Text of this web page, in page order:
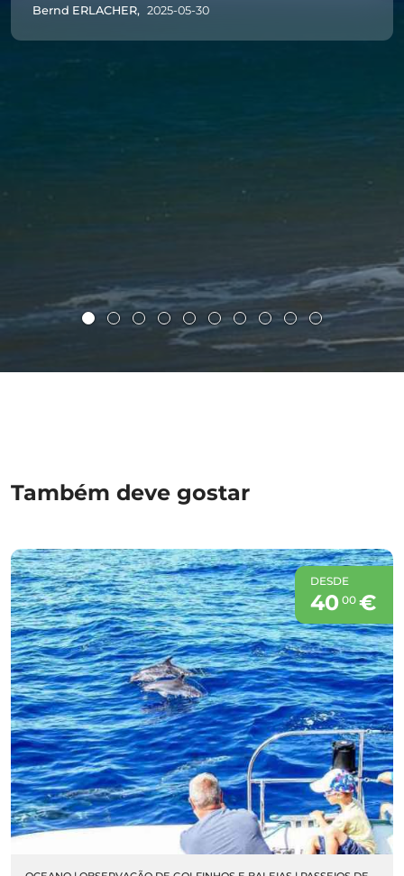
Bernd ERLACHER, 2025-05-30
Também deve gostar
DESDE
40 00€